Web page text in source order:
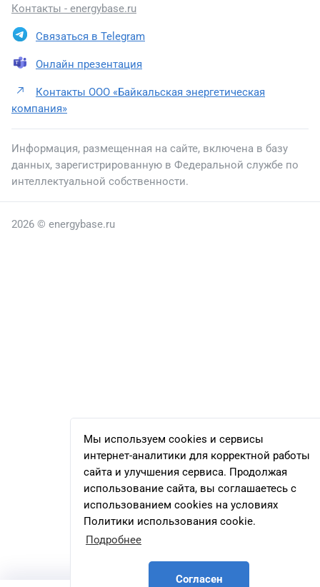
Мы используем cookies и сервисы
интернет-аналитики для корректной работы
сайта и улучшения сервиса. Продолжая
использование сайта, вы соглашаетесь с
использованием cookies на условиях
Политики использования cookie.
Подробнее
Согласен
Контакты - energybase.ru
Связаться в Telegram
Онлайн презентация
Контакты ООО «Байкальская энергетическая
компания»
Информация, размещенная на сайте, включена в базу
данных, зарегистрированную в Федеральной службе по
интеллектуальной собственности.
2026 © energybase.ru